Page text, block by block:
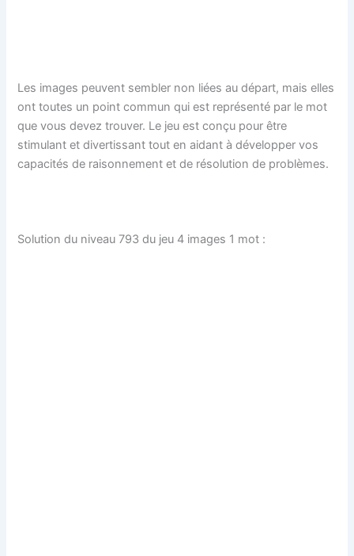
Les images peuvent sembler non liées au départ, mais elles
ont toutes un point commun qui est représenté par le mot
que vous devez trouver. Le jeu est conçu pour être
stimulant et divertissant tout en aidant à développer vos
capacités de raisonnement et de résolution de problèmes.
Solution du niveau 793 du jeu 4 images 1 mot :